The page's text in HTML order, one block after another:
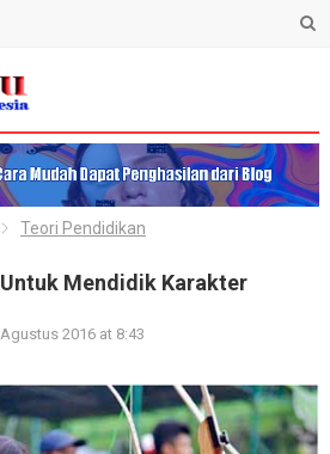
Teori Pendidikan
Untuk Mendidik Karakter
2016 at 8:43